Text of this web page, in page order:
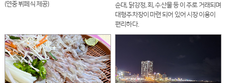
(연중 뷔페식 제공)
순대, 닭강정, 회, 수산물 등 이 주로 거래되며
대형주차장이 마련 되어 있어 시장 이용이
편리하다.